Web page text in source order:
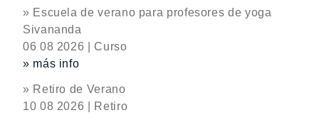
» Escuela de verano para profesores de yoga
Sivananda
06 08 2026 | Curso
» más info
» Retiro de Verano
10 08 2026 | Retiro